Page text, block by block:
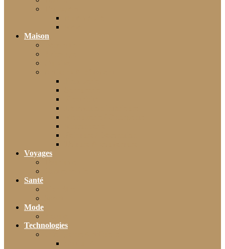
Maison
Voyages
Santé
Mode
Technologies